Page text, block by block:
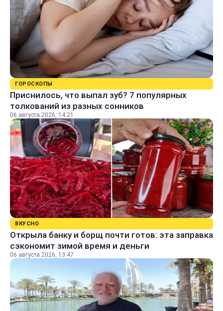
ГОРОСКОПЫ
Приснилось, что выпал зуб? 7 популярных
толкований из разных сонников
06 августа 2026, 14:21
ВКУСНО
Открыла банку и борщ почти готов: эта заправка
сэкономит зимой время и деньги
06 августа 2026, 13:47